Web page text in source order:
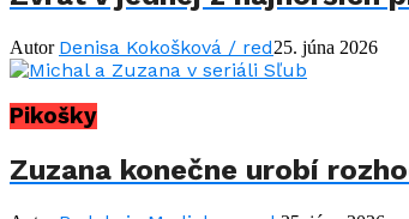
Autor Denisa Kokošková / red25. júna 2026
Pikošky
Zuzana konečne urobí